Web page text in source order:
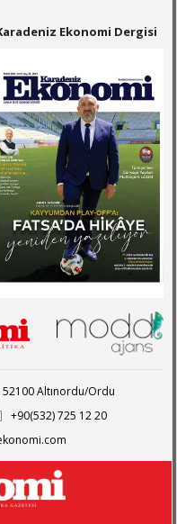
Ekonomi Dergisi
52100 Altınordu/Ordu
+90(532) 725 12 20